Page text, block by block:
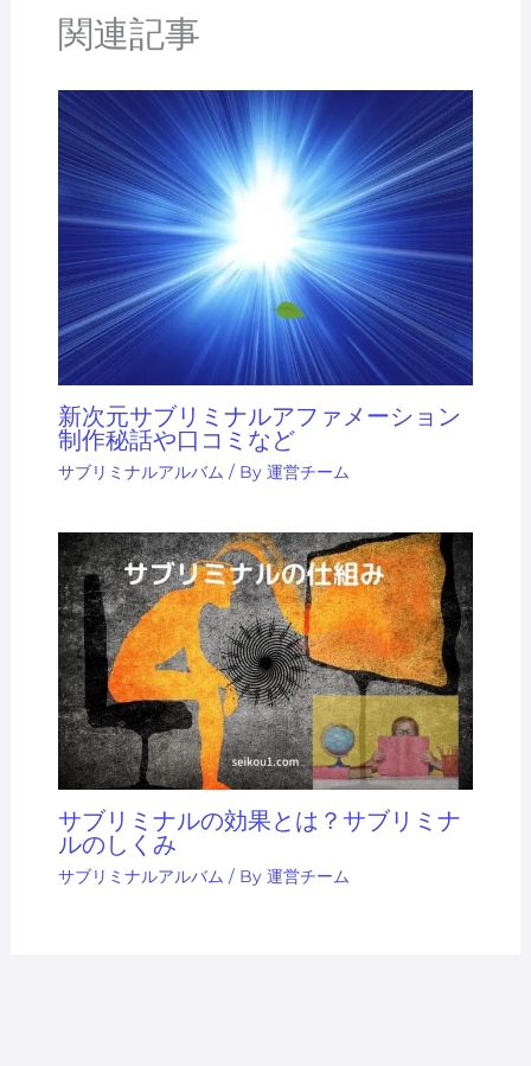
関連記事
新次元サブリミナルアファメーション
制作秘話や口コミなど
サブリミナルアルバム / By 運営チーム
サブリミナルの効果とは？サブリミナ
ルのしくみ
サブリミナルアルバム / By 運営チーム